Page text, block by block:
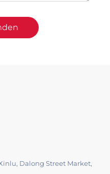
Dalong Street Market,